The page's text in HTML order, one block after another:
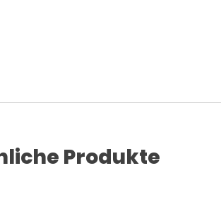
Produkte